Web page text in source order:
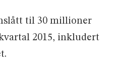
til 30 millioner
2015, inkludert